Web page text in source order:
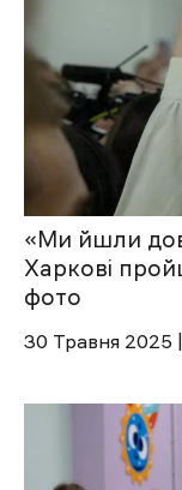
«Ми йшли
Харкові
фото
30 Травня 2025